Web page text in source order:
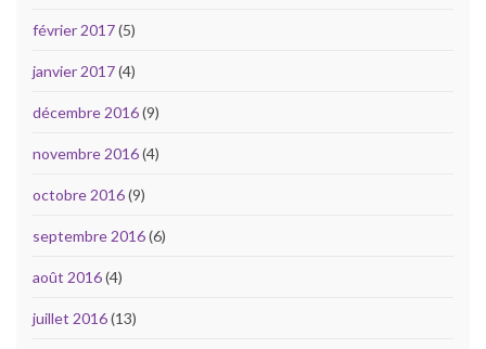
février 2017(5)
janvier 2017(4)
décembre 2016(9)
novembre 2016(4)
octobre 2016(9)
septembre 2016(6)
août 2016(4)
juillet 2016(13)